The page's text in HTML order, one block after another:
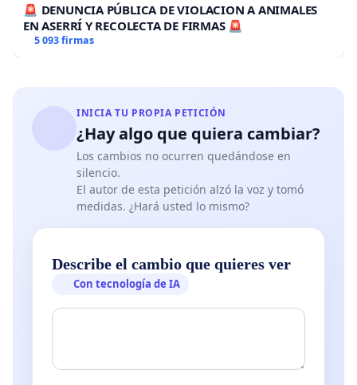
🚨 DENUNCIA PÚBLICA DE VIOLACION A ANIMALES
EN ASERRÍ Y RECOLECTA DE FIRMAS 🚨
5 093 firmas
INICIA TU PROPIA PETICIÓN
¿Hay algo que quiera cambiar?
Los cambios no ocurren quedándose en
silencio.
El autor de esta petición alzó la voz y tomó
medidas. ¿Hará usted lo mismo?
Describe el cambio que quieres ver
Con tecnología de IA